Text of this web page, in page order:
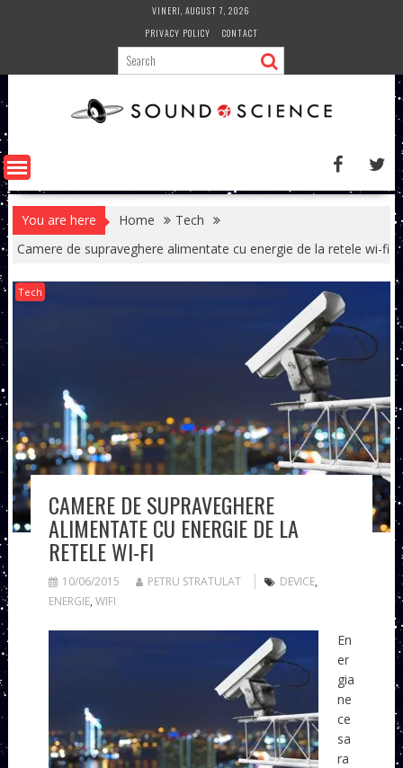
VINERI, AUGUST 7, 2026
PRIVACY POLICY
CONTACT
You are here Home
Tech
Camere de supraveghere alimentate cu energie de la retele wi-fi
Tech
CAMERE DE SUPRAVEGHERE
ALIMENTATE CU ENERGIE DE LA
RETELE WI-FI
10/06/2015 PETRU STRATULAT DEVICE,
ENERGIE, WIFI
En
er
gia
ne
ce
sa
ra